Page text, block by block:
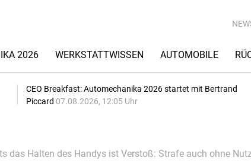
2026 WERKSTATTWISSEN AUTOMOBILE
CEO Breakfast: Automechanika 2026 startet mit Bertrand
Piccard 07.08.2026, 12:05 Uhr
das Halten des Handys ist Verstoß: Strafe auch ohne